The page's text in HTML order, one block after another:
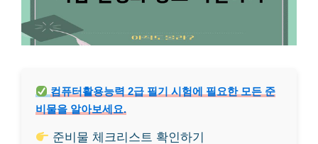
컴퓨터활용능력 2급 필기 시험에 필요한 모든 준
비물을 알아보세요.
준비물 체크리스트 확인하기